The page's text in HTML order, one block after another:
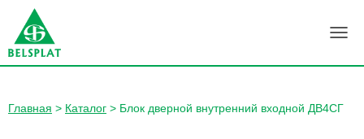
К
Главная > Каталог > Блок дверной внутренний входной ДВ4СГ